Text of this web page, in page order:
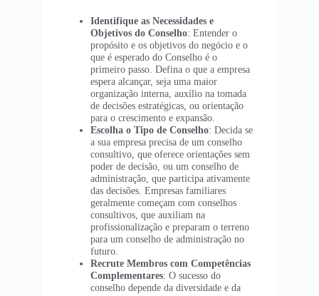
Identifique as Necessidades e
Objetivos do Conselho: Entender o
propósito e os objetivos do negócio e o
que é esperado do Conselho é o
primeiro passo. Defina o que a empresa
espera alcançar, seja uma maior
organização interna, auxílio na tomada
de decisões estratégicas, ou orientação
para o crescimento e expansão.
Escolha o Tipo de Conselho: Decida se
a sua empresa precisa de um conselho
consultivo, que oferece orientações sem
poder de decisão, ou um conselho de
administração, que participa ativamente
das decisões. Empresas familiares
geralmente começam com conselhos
consultivos, que auxiliam na
profissionalização e preparam o terreno
para um conselho de administração no
futuro.
Recrute Membros com Competências
Complementares: O sucesso do
conselho depende da diversidade e da